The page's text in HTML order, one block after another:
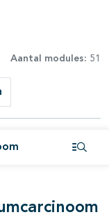
Aantal modules: 51